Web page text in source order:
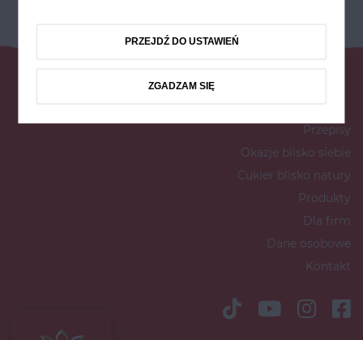
Przepisy
Okazje blisko siebie
Cukier blisko natury
Produkty
Dla firm
Dane osobowe
Kontakt
PRZEJDŹ DO USTAWIEŃ
ZGADZAM SIĘ